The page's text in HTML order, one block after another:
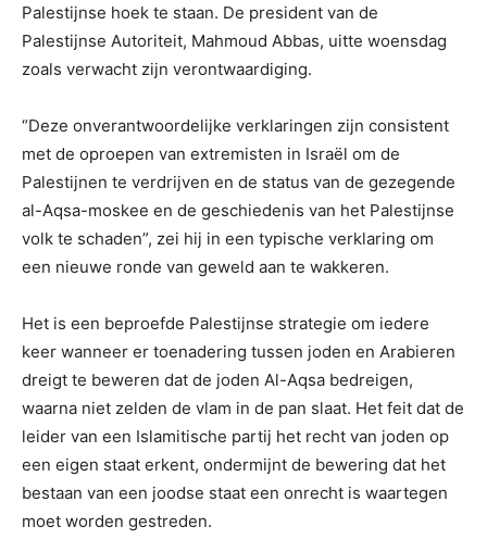
Palestijnse hoek te staan. De president van de
Palestijnse Autoriteit, Mahmoud Abbas, uitte woensdag
zoals verwacht zijn verontwaardiging.
“Deze onverantwoordelijke verklaringen zijn consistent
met de oproepen van extremisten in Israël om de
Palestijnen te verdrijven en de status van de gezegende
al-Aqsa-moskee en de geschiedenis van het Palestijnse
volk te schaden”, zei hij in een typische verklaring om
een nieuwe ronde van geweld aan te wakkeren.
Het is een beproefde Palestijnse strategie om iedere
keer wanneer er toenadering tussen joden en Arabieren
dreigt te beweren dat de joden Al-Aqsa bedreigen,
waarna niet zelden de vlam in de pan slaat. Het feit dat de
leider van een Islamitische partij het recht van joden op
een eigen staat erkent, ondermijnt de bewering dat het
bestaan van een joodse staat een onrecht is waartegen
moet worden gestreden.